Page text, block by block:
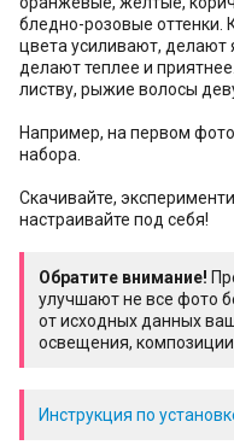
бледно-розовые
цвета усиливают, делают
делают теплее и
листву, рыжие волосы
Например, на первом
набора.
Скачивайте,
настраивайте под себя!
Обратите внимание!
улучшают не все фото
от исходных данных
освещения,
Инструкция по